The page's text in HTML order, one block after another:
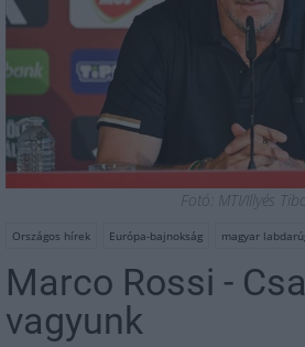
Fotó: MTI/Illyés
Országos hírek Európa-bajnokság magyar
Marco Rossi -
vagyunk